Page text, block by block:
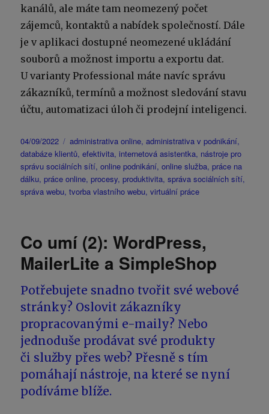
kanálů, ale máte tam neomezený počet
zájemců, kontaktů a nabídek společností. Dále
je v aplikaci dostupné neomezené ukládání
souborů a možnost importu a exportu dat.
U varianty Professional máte navíc správu
zákazníků, termínů a možnost sledování stavu
účtu, automatizaci úloh či prodejní inteligenci.
Publikováno:
04/09/2022 Štítky:
administrativa online,administrativa v podnikání,
databáze klientů,efektivita,internetová asistentka, nástroje pro
správu sociálních sítí,online podnikání,online služba,práce na
dálku,práce online,procesy,produktivita,správa sociálních sítí,
správa webu,tvorba vlastního webu,virtuální práce
Co umí (2): WordPress,
MailerLite a SimpleShop
Potřebujete snadno tvořit své webové
stránky? Oslovit zákazníky
propracovanými e-maily? Nebo
jednoduše prodávat své produkty
či služby přes web? Přesně s tím
pomáhají nástroje, na které se nyní
podíváme blíže.